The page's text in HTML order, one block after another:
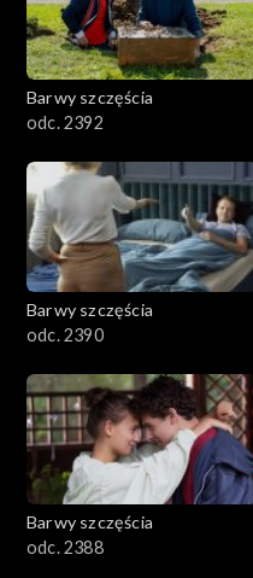
1701–1800
1601–1700
1501–1600
1401–1500
1301–1400
1101–1200
1001–1100
901–1000
Barwy szczęścia
odc. 2392
Barwy szczęścia
odc. 2390
Barwy szczęścia
odc. 2388